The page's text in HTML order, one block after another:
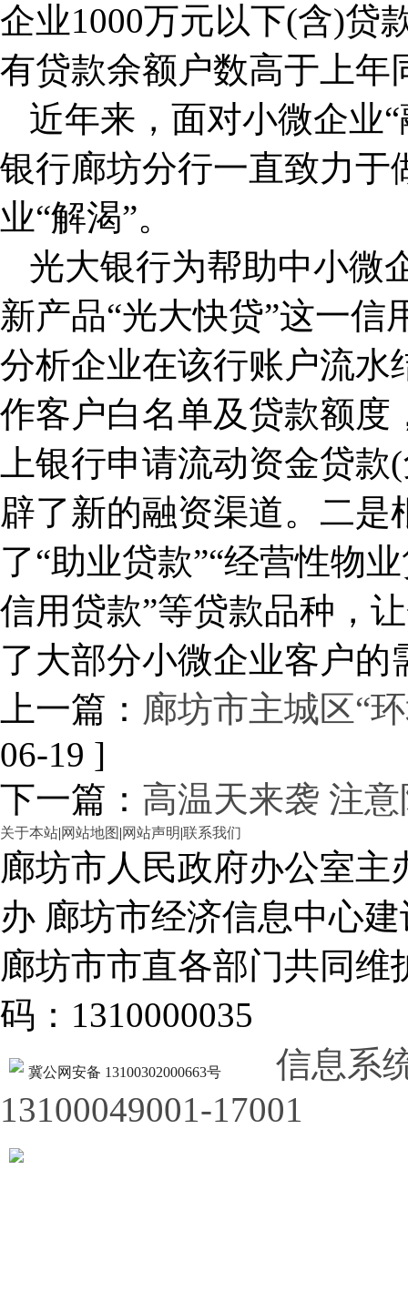
企业1000万元以下(含)贷
有贷款余额户数高于上年
近年来，面对小微企业
银行廊坊分行一直致力于
业“解渴”。
光大银行为帮助中小微
新产品“光大快贷”这一
分析企业在该行账户流水
作客户白名单及贷款额度
上银行申请流动资金贷
辟了新的融资渠道。二
了“助业贷款”“经营性物
信用贷款”等贷款品种，
了大部分小微企业客户的
上一篇： 廊坊市主城区“
06-19 ]
下一篇： 高温天来袭 注
关于本站|网站地图 |网站声明|联系我们
廊坊市人民政府办公室
办 廊坊市经济信息中心建
廊坊市市直各部门共同
码：1310000035
冀公网安备 13100302000663号
信息系
13100049001-17001